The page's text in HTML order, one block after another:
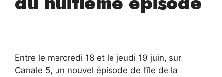
Entre le mercredi 18 et le jeudi 19 juin, sur
Canale 5, un nouvel épisode de l’île de la